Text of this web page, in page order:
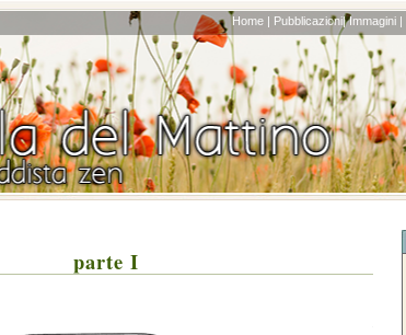
Home | Pubblicazioni| Immagini |
parte I